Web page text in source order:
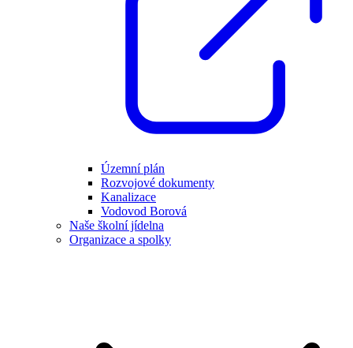
Územní plán
Rozvojové dokumenty
Kanalizace
Vodovod Borová
Naše školní jídelna
Organizace a spolky